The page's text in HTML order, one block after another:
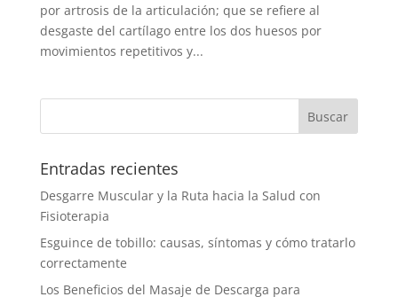
por artrosis de la articulación; que se refiere al
desgaste del cartílago entre los dos huesos por
movimientos repetitivos y...
Entradas recientes
Desgarre Muscular y la Ruta hacia la Salud con
Fisioterapia
Esguince de tobillo: causas, síntomas y cómo tratarlo
correctamente
Los Beneficios del Masaje de Descarga para